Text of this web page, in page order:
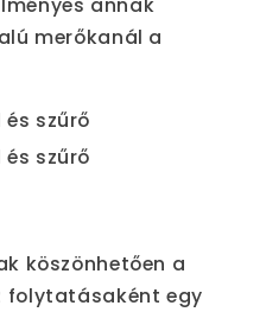
annak
merőkanál a
köszönhetően a
folytatásaként egy